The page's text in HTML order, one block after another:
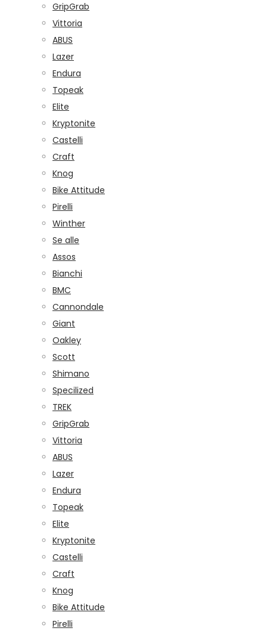
GripGrab
Vittoria
ABUS
Lazer
Endura
Topeak
Elite
Kryptonite
Castelli
Craft
Knog
Bike Attitude
Pirelli
Winther
Se alle
Assos
Bianchi
BMC
Cannondale
Giant
Oakley
Scott
Shimano
Specilized
TREK
GripGrab
Vittoria
ABUS
Lazer
Endura
Topeak
Elite
Kryptonite
Castelli
Craft
Knog
Bike Attitude
Pirelli